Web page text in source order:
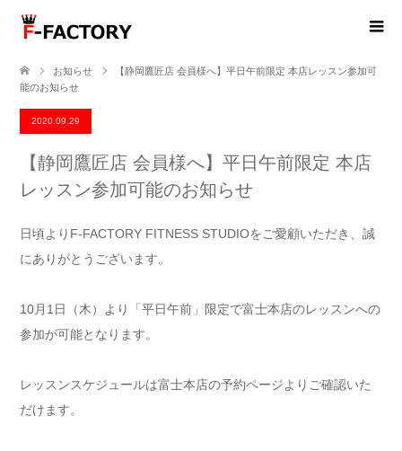
お知らせ
【静岡鷹匠店 会員様へ】平日午前限定 本店レッスン参加可
能のお知らせ
2020.09.29
【静岡鷹匠店 会員様へ】平日午前限定 本店
レッスン参加可能のお知らせ
日頃よりF-FACTORY FITNESS STUDIOをご愛顧いただき、誠
にありがとうございます。
10月1日（木）より「平日午前」限定で富士本店のレッスンへの
参加が可能となります。
レッスンスケジュールは富士本店の予約ページよりご確認いた
だけます。